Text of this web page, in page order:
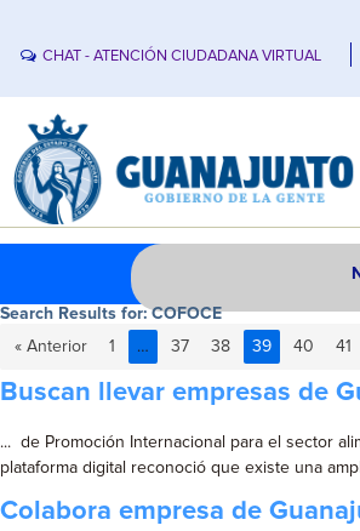
CHAT - ATENCIÓN CIUDADANA VIRTUAL
Search Results for:COFOCE
« Anterior
1 … 37 38 39 40 41
Buscan llevar empresas de
... de Promoción Internacional para el sector
plataforma digital reconoció que existe una
Colabora empresa de